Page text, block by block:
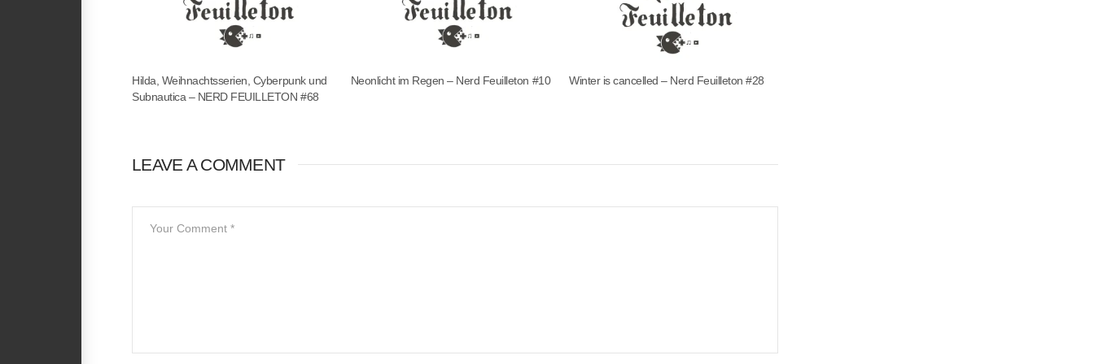
Hilda, Weihnachtsserien, Cyberpunk und
Subnautica – NERD FEUILLETON #68
Neonlicht im Regen – Nerd Feuilleton #10 Winter is cancelled – Nerd Feuilleton #28
LEAVE A COMMENT